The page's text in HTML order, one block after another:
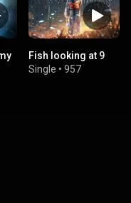
Fish looking at 9
Single • 957